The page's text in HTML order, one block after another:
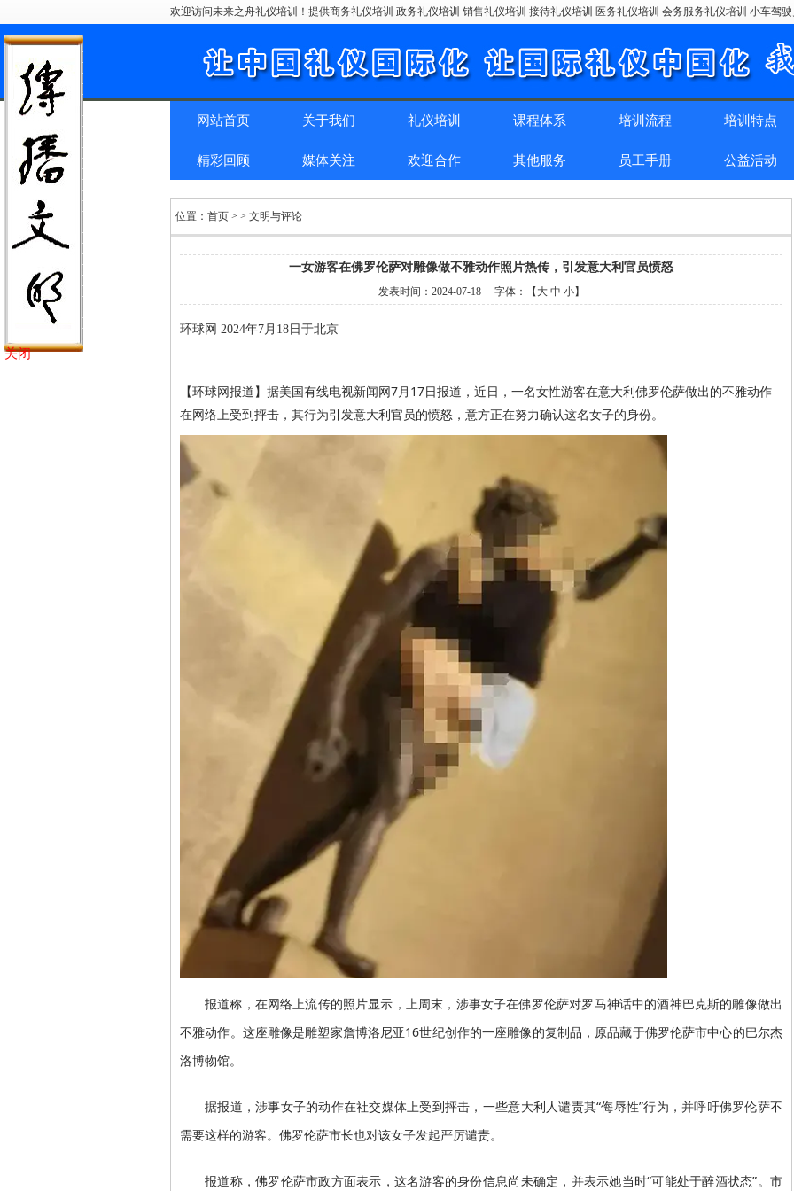
欢迎访问未来之舟礼仪培训！提供商务礼仪培训 政务礼仪培训 销售礼仪培训 接待礼仪培训 医务礼仪培训 会务服务礼仪培训 小车驾
网站首页 关于我们 礼仪培训 课程体系 培训流程 培训特点
精彩回顾 媒体关注 欢迎合作 其他服务 员工手册 公益活动
位置： 首页 > > 文明与评论
一女游客在佛罗伦萨对雕像做不雅动作照片热传，引发意大利官员愤怒
发表时间： 2024-07-18 字体：【 大 中 小】
环球网 2024年7月18日于北京
【环球网报道】据美国有线电视新闻网7月17日报道，近日，一名女性游客在意大利佛罗伦萨做出的不雅动作
在网络上受到抨击，其行为引发意大利官员的愤怒，意方正在努力确认这名女子的身份。
报道称，在网络上流传的照片显示，上周末，涉事女子在佛罗伦萨对罗马神话中的酒神巴克斯的雕像做出
不雅动作。这座雕像是雕塑家詹博洛尼亚16世纪创作的一座雕像的复制品，原品藏于佛罗伦萨市中心的巴尔杰
洛博物馆。
据报道，涉事女子的动作在社交媒体上受到抨击，一些意大利人谴责其“侮辱性”行为，并呼吁佛罗伦萨不
需要这样的游客。佛罗伦萨市长也对该女子发起严厉谴责。
报道称，佛罗伦萨市政方面表示，这名游客的身份信息尚未确定，并表示她当时“可能处于醉酒状态”。市
关闭